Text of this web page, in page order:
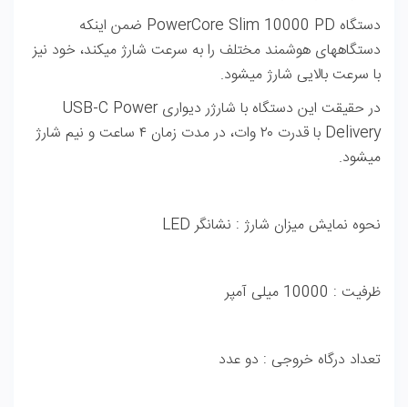
دستگاه PowerCore Slim 10000 PD ضمن اینکه
دستگاه­های هوشمند مختلف را به سرعت شارژ می­کند، خود نیز
با سرعت بالایی شارژ می­شود.
در حقیقت این دستگاه با شارژر دیواری USB-C Power
Delivery با قدرت ۲۰ وات، در مدت زمان ۴ ساعت و نیم شارژ
می­شود.
نحوه نمایش میزان شارژ : نشانگر LED
ظرفیت : 10000 میلی آمپر
تعداد درگاه خروجی : دو عدد